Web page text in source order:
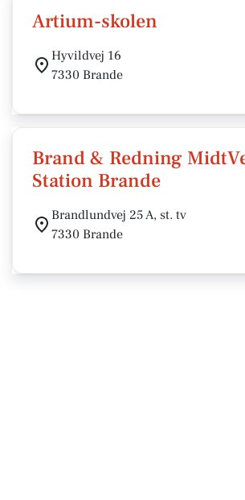
Artium-skolen
Hyvildvej 16
7330 Brande
Brand & Redning
Station Brande
Brandlundvej 25 A, st. tv
7330 Brande